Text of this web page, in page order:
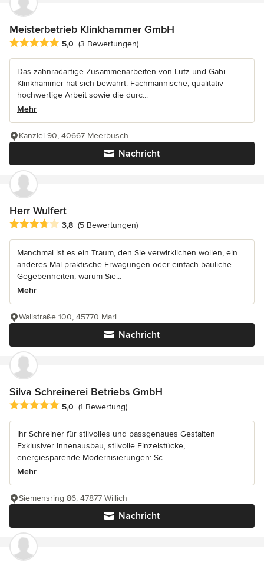
Meisterbetrieb Klinkhammer GmbH
Durchschnittliche Bewertung: 5 von 5 Sternen
5,0 (3 Bewertungen)
Das zahnradartige Zusammenarbeiten von Lutz und Gabi
Klinkhammer hat sich bewährt. Fachmännische, qualitativ
hochwertige Arbeit sowie die durc...
Mehr
Nachricht
Kanzlei 90, 40667 Meerbusch
Herr Wulfert
Durchschnittliche Bewertung: 3.8 von 5 Sternen
3,8 (5 Bewertungen)
Manchmal ist es ein Traum, den Sie verwirklichen wollen, ein
anderes Mal praktische Erwägungen oder einfach bauliche
Gegebenheiten, warum Sie...
Mehr
Nachricht
Wallstraße 100, 45770 Marl
Silva Schreinerei Betriebs GmbH
Durchschnittliche Bewertung: 5 von 5 Sternen
5,0 (1 Bewertung)
Ihr Schreiner für stilvolles und passgenaues Gestalten
Exklusiver Innenausbau, stilvolle Einzelstücke,
energiesparende Modernisierungen: Sc...
Mehr
Nachricht
Siemensring 86, 47877 Willich